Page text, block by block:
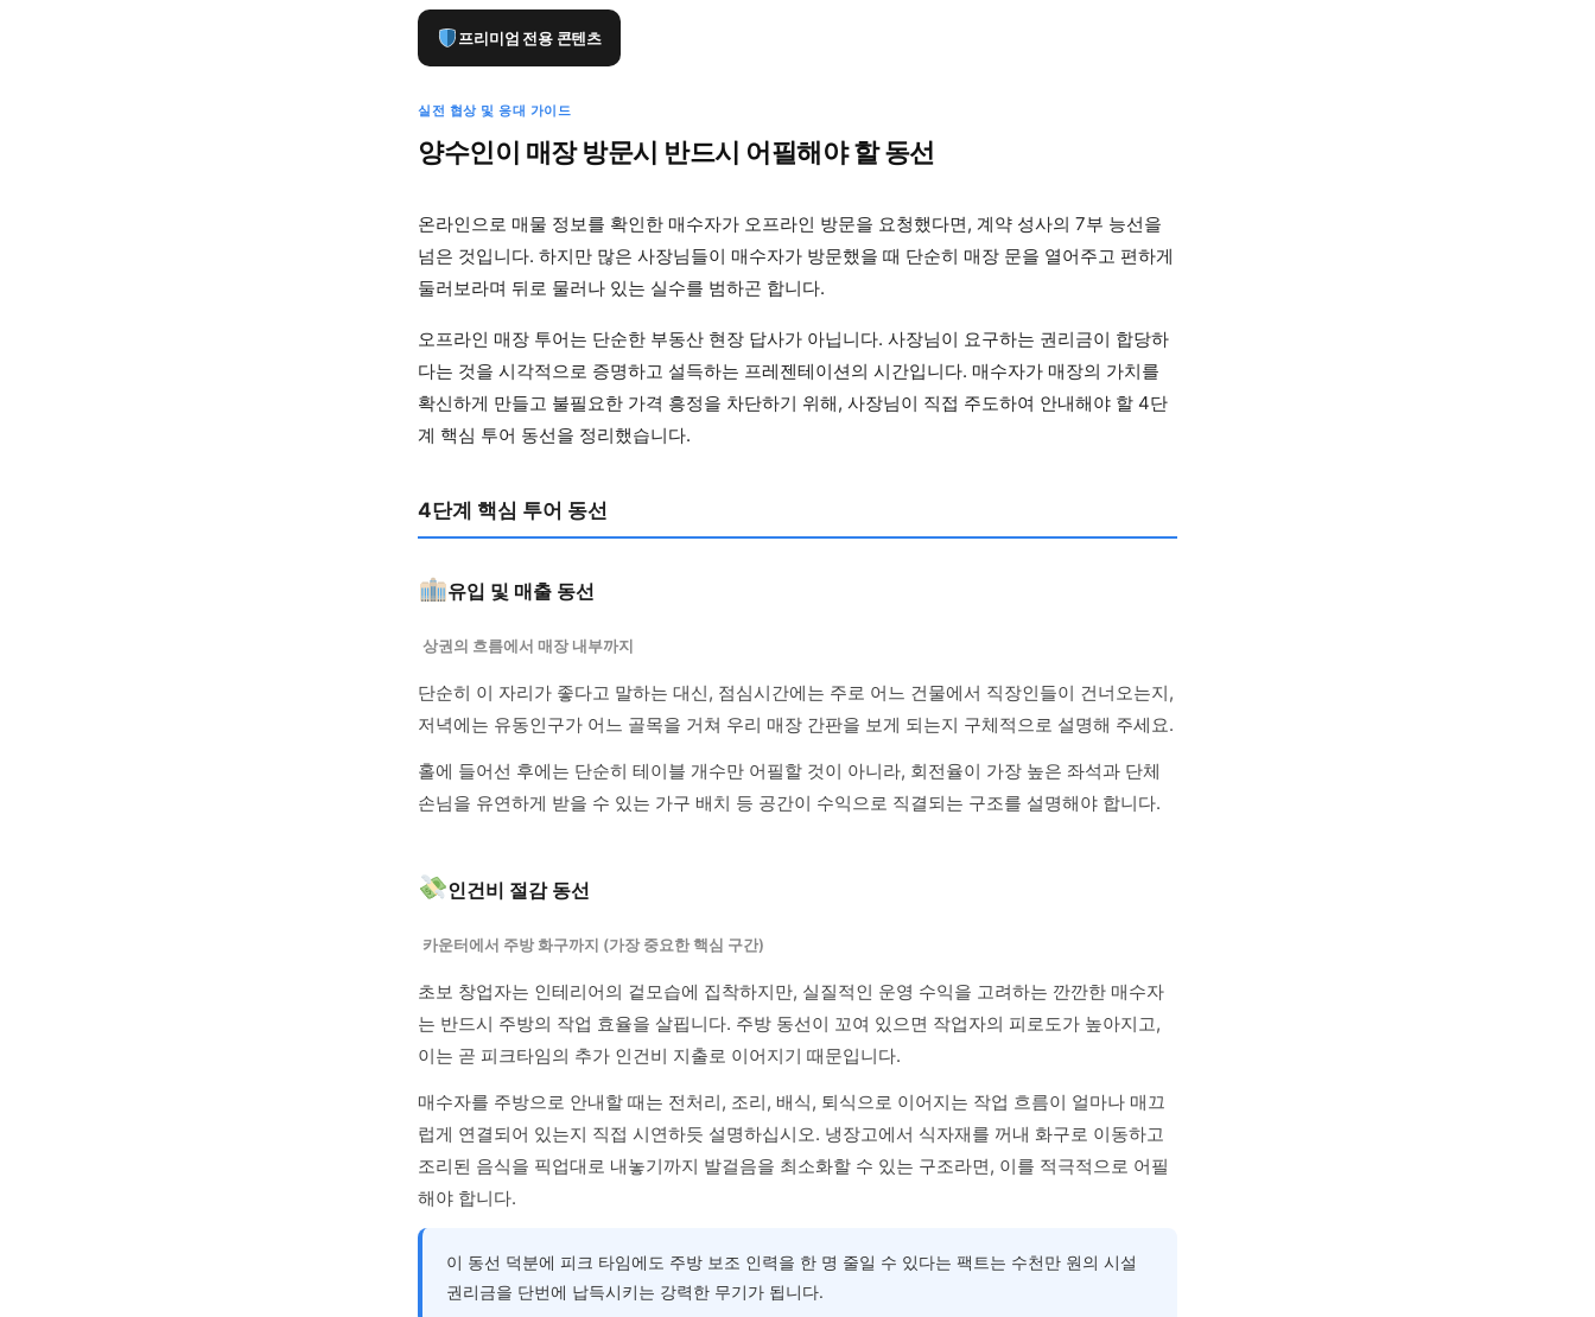
프리미엄 전용 콘텐츠
실전 협상 및 응대 가이드
양수인이 매장 방문시 반드시 어필해야 할 동선
온라인으로 매물 정보를 확인한 매수자가 오프라인 방문을 요청했다면, 계약 성사의 7부 능선을
넘은 것입니다. 하지만 많은 사장님들이 매수자가 방문했을 때 단순히 매장 문을 열어주고 편하게
둘러보라며 뒤로 물러나 있는 실수를 범하곤 합니다.
오프라인 매장 투어는 단순한 부동산 현장 답사가 아닙니다. 사장님이 요구하는 권리금이 합당하
다는 것을 시각적으로 증명하고 설득하는 프레젠테이션의 시간입니다. 매수자가 매장의 가치를
확신하게 만들고 불필요한 가격 흥정을 차단하기 위해, 사장님이 직접 주도하여 안내해야 할 4단
계 핵심 투어 동선을 정리했습니다.
4단계 핵심 투어 동선
유입 및 매출 동선
상권의 흐름에서 매장 내부까지
단순히 이 자리가 좋다고 말하는 대신, 점심시간에는 주로 어느 건물에서 직장인들이 건너오는지,
저녁에는 유동인구가 어느 골목을 거쳐 우리 매장 간판을 보게 되는지 구체적으로 설명해 주세요.
홀에 들어선 후에는 단순히 테이블 개수만 어필할 것이 아니라, 회전율이 가장 높은 좌석과 단체
손님을 유연하게 받을 수 있는 가구 배치 등 공간이 수익으로 직결되는 구조를 설명해야 합니다.
인건비 절감 동선
카운터에서 주방 화구까지 (가장 중요한 핵심 구간)
초보 창업자는 인테리어의 겉모습에 집착하지만, 실질적인 운영 수익을 고려하는 깐깐한 매수자
는 반드시 주방의 작업 효율을 살핍니다. 주방 동선이 꼬여 있으면 작업자의 피로도가 높아지고,
이는 곧 피크타임의 추가 인건비 지출로 이어지기 때문입니다.
매수자를 주방으로 안내할 때는 전처리, 조리, 배식, 퇴식으로 이어지는 작업 흐름이 얼마나 매끄
럽게 연결되어 있는지 직접 시연하듯 설명하십시오. 냉장고에서 식자재를 꺼내 화구로 이동하고
조리된 음식을 픽업대로 내놓기까지 발걸음을 최소화할 수 있는 구조라면, 이를 적극적으로 어필
해야 합니다.
이 동선 덕분에 피크 타임에도 주방 보조 인력을 한 명 줄일 수 있다는 팩트는 수천만 원의 시설
권리금을 단번에 납득시키는 강력한 무기가 됩니다.